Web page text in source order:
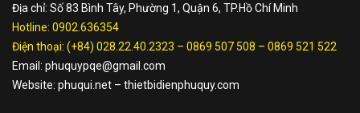
Địa chỉ: Số 83 Bình Tây, Phường 1, Quận 6, TP.Hồ Chí Minh
Hotline: 0902.636354
Điện thoại: (+84) 028.22.40.2323 – 0869 507 508 – 0869 521 522
Email: phuquypqe@gmail.com
Website: phuqui.net – thietbidienphuquy.com